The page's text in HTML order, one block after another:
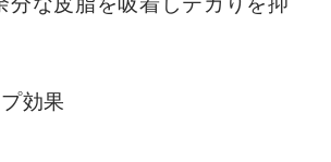
効果